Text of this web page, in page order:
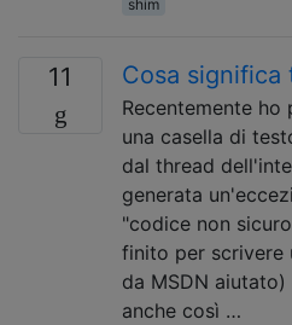
shim
11 Cosa significa
Recentemente
una casella di
dal thread
generata
"codice non
finito per scrivere
da MSDN
anche così …